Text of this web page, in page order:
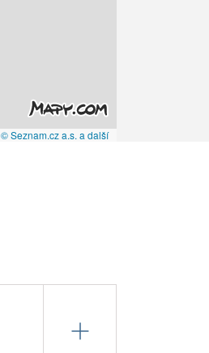
© Seznam.cz a.s. a další